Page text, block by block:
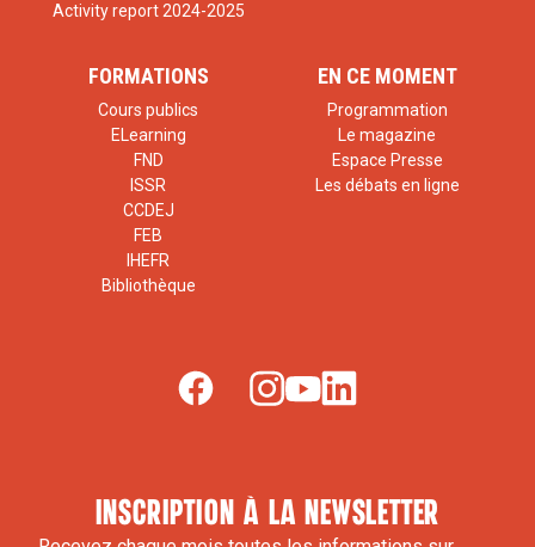
Activity report 2024-2025
FORMATIONS
Cours publics
ELearning
FND
ISSR
CCDEJ
FEB
IHEFR
Bibliothèque
EN CE MOMENT
Programmation
Le magazine
Espace Presse
Les débats en ligne
inscription à la newsletter